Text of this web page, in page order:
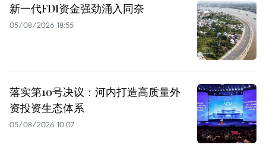
新一代FDI资金强劲涌入同奈
05/08/2026 18:55
落实第10号决议：河内打造高质量外
资投资生态体系
05/08/2026 10:07